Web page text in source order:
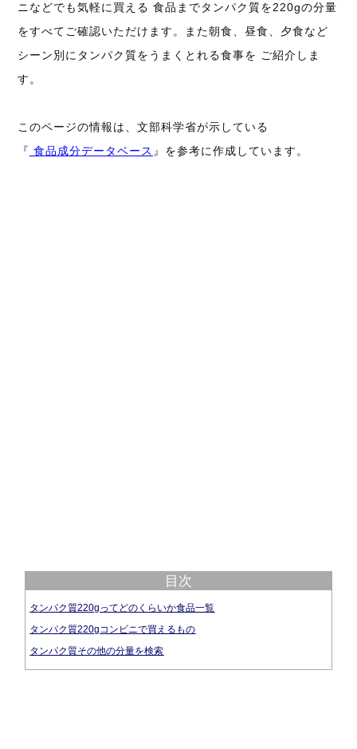
ニなどでも気軽に買える 食品までタンパク質を220gの分量
をすべてご確認いただけます。また朝食、昼食、夕食など
シーン別にタンパク質をうまくとれる食事を ご紹介しま
す。
このページの情報は、文部科学省が示している
『 食品成分データベース 』を参考に作成しています。
目次
タンパク質220gってどのくらいか食品一覧
タンパク質220gコンビニで買えるもの
タンパク質その他の分量を検索